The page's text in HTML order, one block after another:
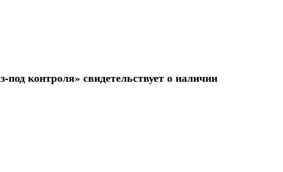
контроля» свидетельствует о наличии